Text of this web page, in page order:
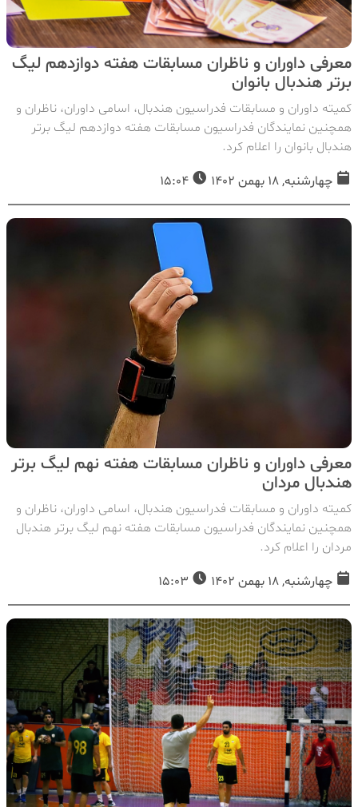
معرفی داوران و ناظران مسابقات هفته دوازدهم لیگ
برتر هندبال بانوان
کمیته داوران و مسابقات فدراسیون هندبال، اسامی داوران، ناظران و
همچنین نمایندگان فدراسیون مسابقات هفته دوازدهم لیگ برتر
هندبال بانوان را اعلام کرد.
چهارشنبه, 18 بهمن 1402
معرفی داوران و ناظران مسابقات هفته نهم لیگ برتر
هندبال مردان
کمیته داوران و مسابقات فدراسیون هندبال، اسامی داوران، ناظران و
همچنین نمایندگان فدراسیون مسابقات هفته نهم لیگ برتر هندبال
مردان را اعلام کرد.
چهارشنبه, 18 بهمن 1402